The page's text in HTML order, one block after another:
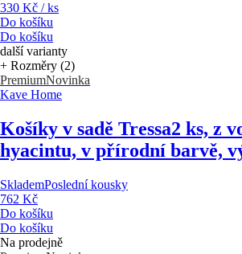
330 Kč / ks
Do košíku
Do košíku
další varianty
+ Rozměry (2)
PremiumNovinka
Kave Home
Košíky v sadě Tressa2 ks, z
hyacintu, v přírodní barvě,
SklademPoslední kousky
762 Kč
Do košíku
Do košíku
Na prodejně